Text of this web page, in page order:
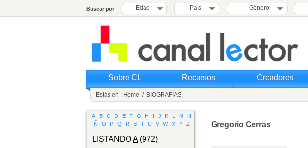
Buscar por Edad País Género
Sobre CL Recursos Creadores
Estás en : Home / BIOGRAFIAS
A B C D E F G H I J K L M
N
Ñ
O P Q R S T U V W X Y Z
LISTANDOA(972)
Gregorio Cerras